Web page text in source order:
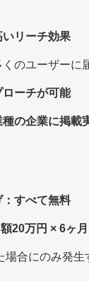
いリーチ効果
のユーザーに
ローチが可能
の企業に掲載
：すべて無料
20万円 × 6ヶ
合にのみ発生